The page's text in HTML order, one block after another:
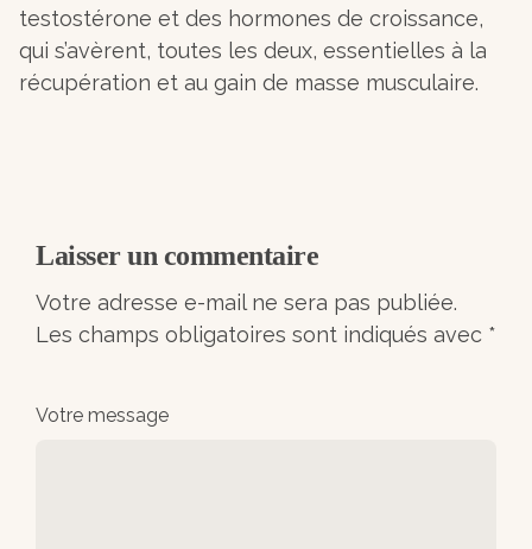
testostérone et des hormones de croissance,
qui s’avèrent, toutes les deux, essentielles à la
récupération et au gain de masse musculaire.
Laisser un commentaire
Votre adresse e-mail ne sera pas publiée.
Les champs obligatoires sont indiqués avec *
Votre message